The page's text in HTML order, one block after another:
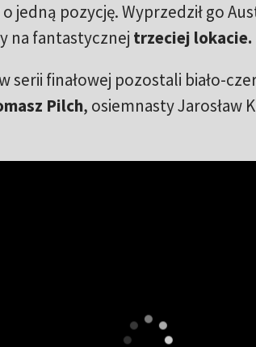
jedną pozycję. Wyprzedził go
na fantastycznej trzeciej lokacie.
serii finałowej pozostali biało-
Pilch, osiemnasty Jarosław